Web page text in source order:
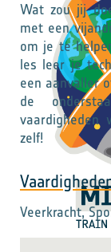
Wat zou jij
met een
om je te
les leer je
een aanvaller
de
vaardigheden
zelf!
Veerkracht,